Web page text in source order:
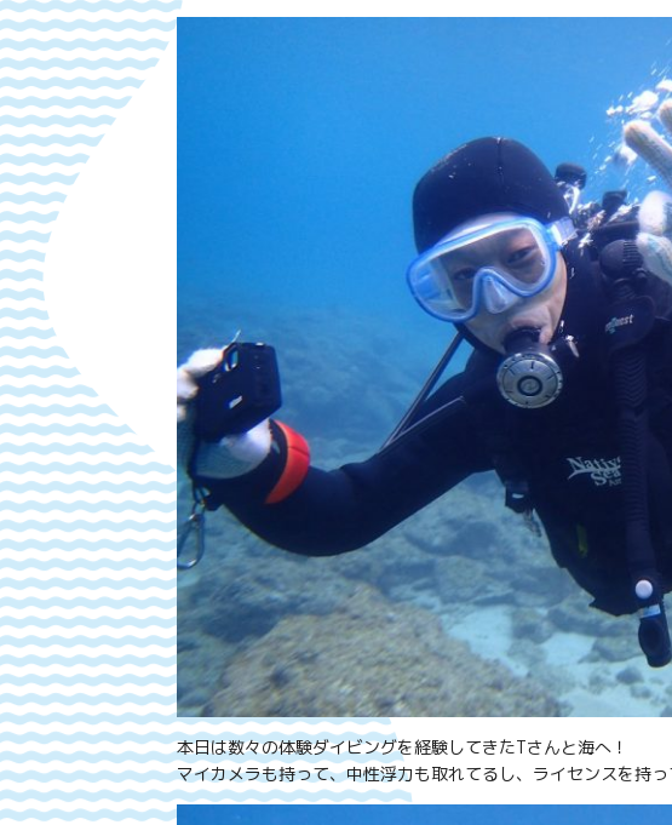
本日は数々の体験ダイビングを経験してきたTさんと海へ！
マイカメラも持って、中性浮力も取れてるし、ライセンスを持